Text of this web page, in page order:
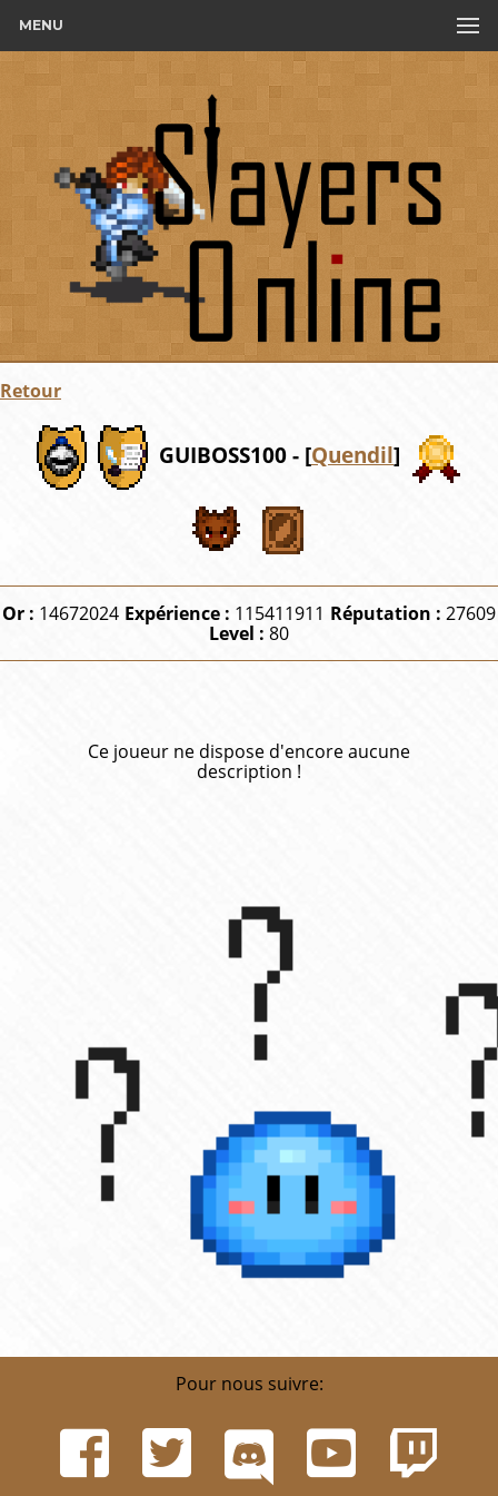
MENU
Retour
GUIBOSS100 - [Quendil]
Or : 14672024 Expérience : 115411911 Réputation : 27609
Level : 80
Ce joueur ne dispose d'encore aucune
description !
Pour nous suivre: